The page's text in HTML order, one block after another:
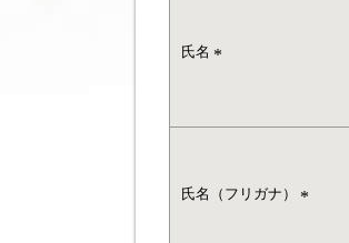
氏名
氏名（フリガナ）